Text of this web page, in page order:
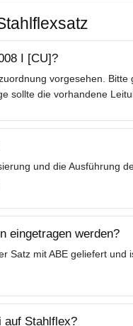
I [CU]?
vorgesehen.
sollte die vorhandene
und die Ausführung
eingetragen werden?
Satz mit ABE geliefert
auf Stahlflex?